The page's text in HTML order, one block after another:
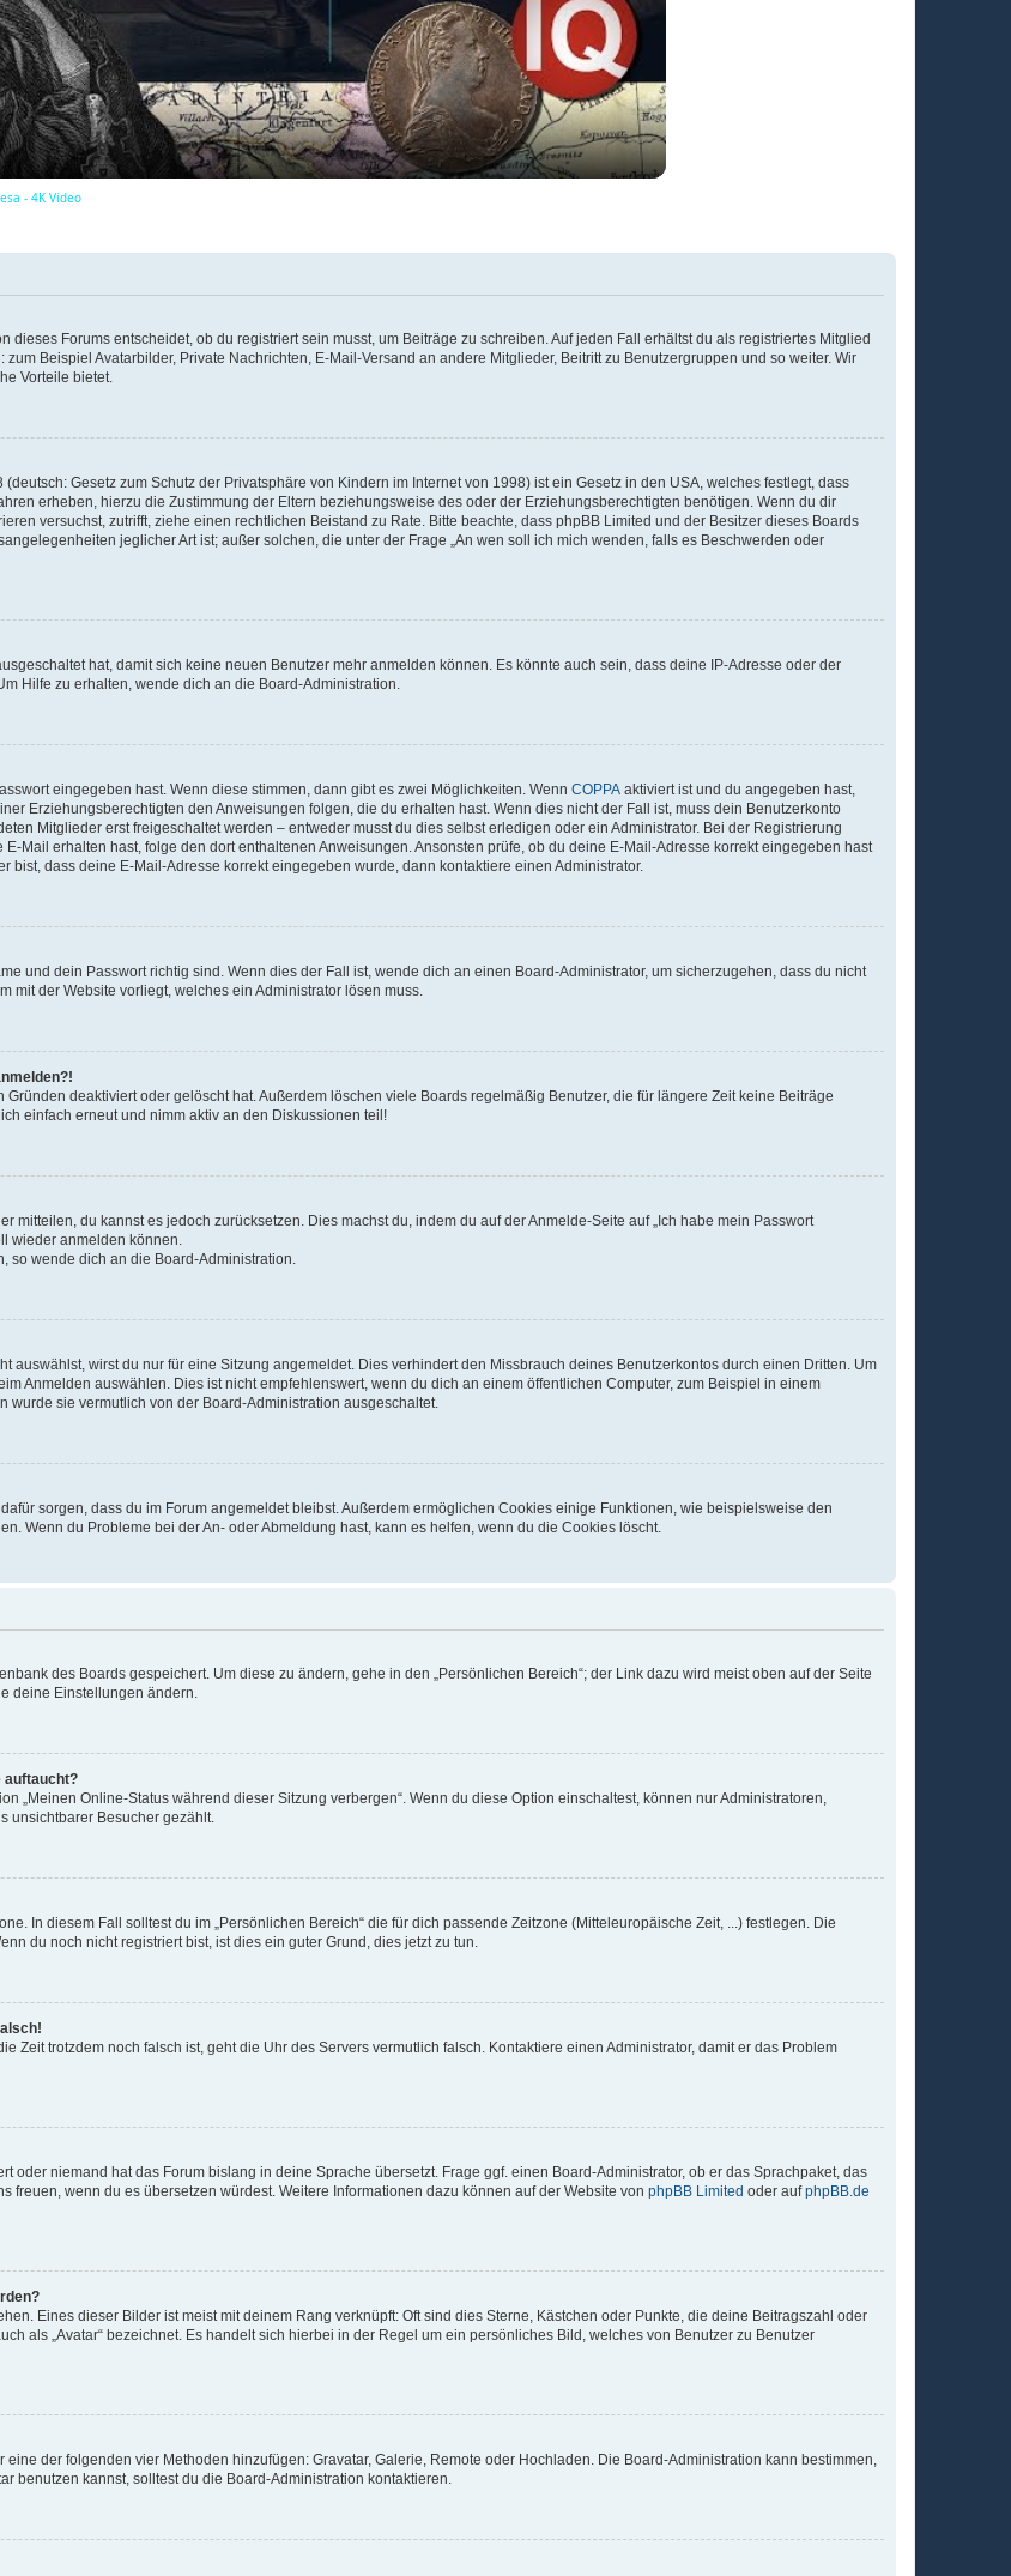
l
a
y
o
- 4K Video
Forums entscheidet, ob du registriert sein musst, um Beiträge zu schreiben. Auf jeden Fall erhältst du als registriertes Mitglied
Beispiel Avatarbilder, Private Nachrichten, E-Mail-Versand an andere Mitglieder, Beitritt zu Benutzergruppen und so weiter. Wir
Vorteile bietet.
Gesetz zum Schutz der Privatsphäre von Kindern im Internet von 1998) ist ein Gesetz in den USA, welches festlegt, dass
erheben, hierzu die Zustimmung der Eltern beziehungsweise des oder der Erziehungsberechtigten benötigen. Wenn du dir
versuchst, zutrifft, ziehe einen rechtlichen Beistand zu Rate. Bitte beachte, dass phpBB Limited und der Besitzer dieses Boards
jeglicher Art ist; außer solchen, die unter der Frage „An wen soll ich mich wenden, falls es Beschwerden oder
hat, damit sich keine neuen Benutzer mehr anmelden können. Es könnte auch sein, dass deine IP-Adresse oder der
Hilfe zu erhalten, wende dich an die Board-Administration.
eingegeben hast. Wenn diese stimmen, dann gibt es zwei Möglichkeiten. Wenn COPPA aktiviert ist und du angegeben hast,
Erziehungsberechtigten den Anweisungen folgen, die du erhalten hast. Wenn dies nicht der Fall ist, muss dein Benutzerkonto
Mitglieder erst freigeschaltet werden – entweder musst du dies selbst erledigen oder ein Administrator. Bei der Registrierung
Mail erhalten hast, folge den dort enthaltenen Anweisungen. Ansonsten prüfe, ob du deine E-Mail-Adresse korrekt eingegeben hast
dass deine E-Mail-Adresse korrekt eingegeben wurde, dann kontaktiere einen Administrator.
und dein Passwort richtig sind. Wenn dies der Fall ist, wende dich an einen Board-Administrator, um sicherzugehen, dass du nicht
der Website vorliegt, welches ein Administrator lösen muss.
deaktiviert oder gelöscht hat. Außerdem löschen viele Boards regelmäßig Benutzer, die für längere Zeit keine Beiträge
einfach erneut und nimm aktiv an den Diskussionen teil!
mitteilen, du kannst es jedoch zurücksetzen. Dies machst du, indem du auf der Anmelde-Seite auf „Ich habe mein Passwort
wieder anmelden können.
so wende dich an die Board-Administration.
auswählst, wirst du nur für eine Sitzung angemeldet. Dies verhindert den Missbrauch deines Benutzerkontos durch einen Dritten. Um
Anmelden auswählen. Dies ist nicht empfehlenswert, wenn du dich an einem öffentlichen Computer, zum Beispiel in einem
wurde sie vermutlich von der Board-Administration ausgeschaltet.
sorgen, dass du im Forum angemeldet bleibst. Außerdem ermöglichen Cookies einige Funktionen, wie beispielsweise den
Wenn du Probleme bei der An- oder Abmeldung hast, kann es helfen, wenn du die Cookies löscht.
des Boards gespeichert. Um diese zu ändern, gehe in den „Persönlichen Bereich“; der Link dazu wird meist oben auf der Seite
deine Einstellungen ändern.
auftaucht?
„Meinen Online-Status während dieser Sitzung verbergen“. Wenn du diese Option einschaltest, können nur Administratoren,
unsichtbarer Besucher gezählt.
In diesem Fall solltest du im „Persönlichen Bereich“ die für dich passende Zeitzone (Mitteleuropäische Zeit, ...) festlegen. Die
du noch nicht registriert bist, ist dies ein guter Grund, dies jetzt zu tun.
Zeit trotzdem noch falsch ist, geht die Uhr des Servers vermutlich falsch. Kontaktiere einen Administrator, damit er das Problem
oder niemand hat das Forum bislang in deine Sprache übersetzt. Frage ggf. einen Board-Administrator, ob er das Sprachpaket, das
freuen, wenn du es übersetzen würdest. Weitere Informationen dazu können auf der Website von phpBB Limited oder aufphpBB.de
Eines dieser Bilder ist meist mit deinem Rang verknüpft: Oft sind dies Sterne, Kästchen oder Punkte, die deine Beitragszahl oder
als „Avatar“ bezeichnet. Es handelt sich hierbei in der Regel um ein persönliches Bild, welches von Benutzer zu Benutzer
der folgenden vier Methoden hinzufügen: Gravatar, Galerie, Remote oder Hochladen. Die Board-Administration kann bestimmen,
benutzen kannst, solltest du die Board-Administration kontaktieren.